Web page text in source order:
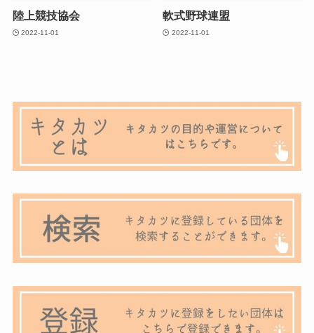
陸上競技協会
2022-11-01
軟式野球連盟
2022-11-01